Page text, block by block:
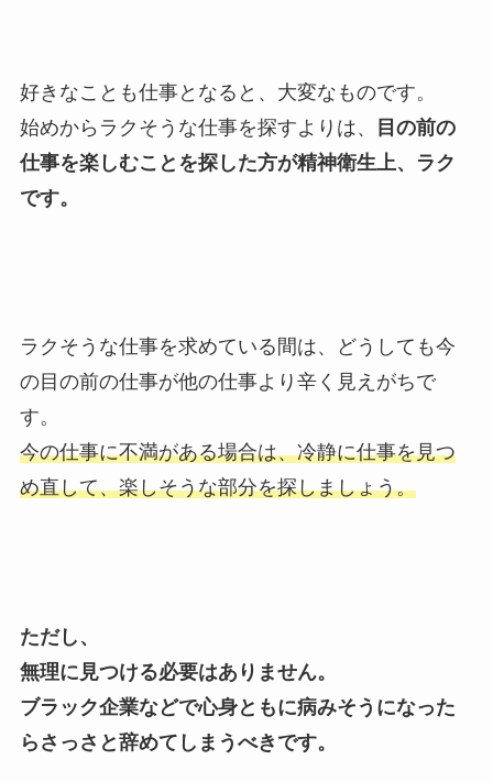
好きなことも仕事となると、大変なものです。
始めからラクそうな仕事を探すよりは、
目の前の
仕事を楽しむことを探した方が精神衛生上、ラク
です。
ラクそうな仕事を求めている間は、どうしても今
の目の前の仕事が他の仕事より辛く見えがちで
す。
今の仕事に不満がある場合は、冷静に仕事を見つ
め直して、楽しそうな部分を探しましょう。
ただし、
無理に見つける必要はありません。
ブラック企業などで心身ともに病みそうになった
らさっさと辞めてしまうべきです。